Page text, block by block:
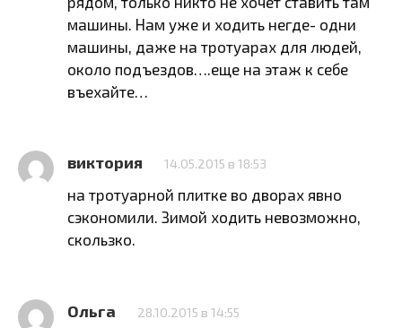
машины. Нам уже и ходить негде- одни
машины, даже на тротуарах для людей,
около подъездов….еще на этаж к себе
въехайте…
виктория 14.05.2015 в 18:53
на тротуарной плитке во дворах явно
сэкономили. Зимой ходить невозможно,
скользко.
Ольга 28.10.2015 в 14:55